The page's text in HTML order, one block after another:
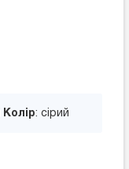
Колір: сірий